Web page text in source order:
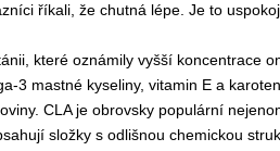
říkali, že chutná lépe. Je to
které oznámily vyšší koncentrace
3 mastné kyseliny, vitamin E a
CLA je obrovsky populární
složky s odlišnou chemickou